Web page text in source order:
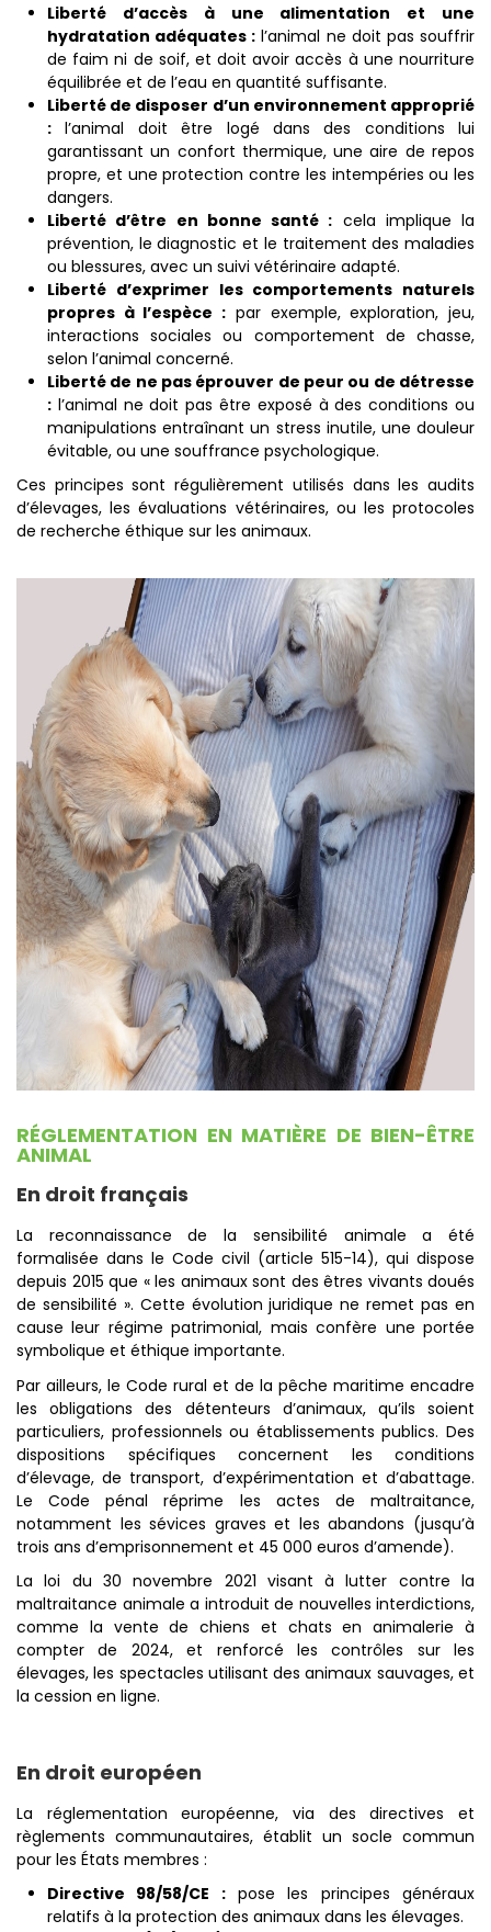
Liberté d’accès à une alimentation et une
hydratation adéquates : l’animal ne doit pas souffrir
de faim ni de soif, et doit avoir accès à une nourriture
équilibrée et de l’eau en quantité suffisante.
Liberté de disposer d’un environnement approprié
: l’animal doit être logé dans des conditions lui
garantissant un confort thermique, une aire de repos
propre, et une protection contre les intempéries ou les
dangers.
Liberté d’être en bonne santé : cela implique la
prévention, le diagnostic et le traitement des maladies
ou blessures, avec un suivi vétérinaire adapté.
Liberté d’exprimer les comportements naturels
propres à l’espèce : par exemple, exploration, jeu,
interactions sociales ou comportement de chasse,
selon l’animal concerné.
Liberté de ne pas éprouver de peur ou de détresse
: l’animal ne doit pas être exposé à des conditions ou
manipulations entraînant un stress inutile, une douleur
évitable, ou une souffrance psychologique.
Ces principes sont régulièrement utilisés dans les audits
d’élevages, les évaluations vétérinaires, ou les protocoles
de recherche éthique sur les animaux.
RÉGLEMENTATION EN MATIÈRE DE BIEN-ÊTRE
ANIMAL
En droit français
La reconnaissance de la sensibilité animale a été
formalisée dans le Code civil (article 515-14), qui dispose
depuis 2015 que « les animaux sont des êtres vivants doués
de sensibilité ». Cette évolution juridique ne remet pas en
cause leur régime patrimonial, mais confère une portée
symbolique et éthique importante.
Par ailleurs, le Code rural et de la pêche maritime encadre
les obligations des détenteurs d’animaux, qu’ils soient
particuliers, professionnels ou établissements publics. Des
dispositions spécifiques concernent les conditions
d’élevage, de transport, d’expérimentation et d’abattage.
Le Code pénal réprime les actes de maltraitance,
notamment les sévices graves et les abandons (jusqu’à
trois ans d’emprisonnement et 45 000 euros d’amende).
La loi du 30 novembre 2021 visant à lutter contre la
maltraitance animale a introduit de nouvelles interdictions,
comme la vente de chiens et chats en animalerie à
compter de 2024, et renforcé les contrôles sur les
élevages, les spectacles utilisant des animaux sauvages, et
la cession en ligne.
En droit européen
La réglementation européenne, via des directives et
règlements communautaires, établit un socle commun
pour les États membres :
Directive 98/58/CE :pose les principes généraux
relatifs à la protection des animaux dans les élevages.